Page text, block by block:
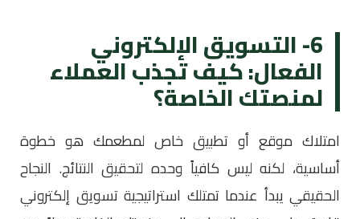
6- التسويق الإلكتروني
الفعال: كيف تجذب العملاء
لمنصتك الخاصة؟
امتلاك موقع أو تطبيق خاص لمطعمك هو خطوة
أساسية، لكنه ليس كافياً وحده لتحقيق النتائج. النجاح
الحقيقي يبدأ عندما تمتلك استراتيجية تسويق إلكتروني